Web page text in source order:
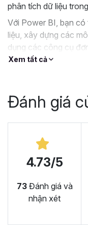
phân tích dữ liệu
Với Power BI, bạn
liệu, xây dựng các
dụng các công cụ
Dashboard tương tác
Tuyệt đỉnh Power
Phân tích dữ liệu
tuyệt vời dành cho
Tại sao
học
Power BI
Trong khóa học
Xem tất cả
Đánh giá
4.73/5
73Đánh giá và
nhận xét